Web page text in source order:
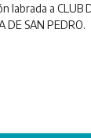
labrada a CLUB
DE SAN PEDRO.